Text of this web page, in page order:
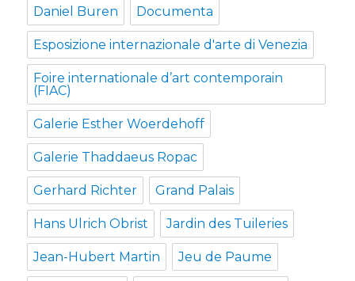
Daniel Buren Documenta
Esposizione internazionale d'arte di Venezia
Foire internationale d’art contemporain
(FIAC)
Galerie Esther Woerdehoff
Galerie Thaddaeus Ropac
Gerhard Richter Grand Palais
Hans Ulrich Obrist Jardin des Tuileries
Jean-Hubert Martin Jeu de Paume